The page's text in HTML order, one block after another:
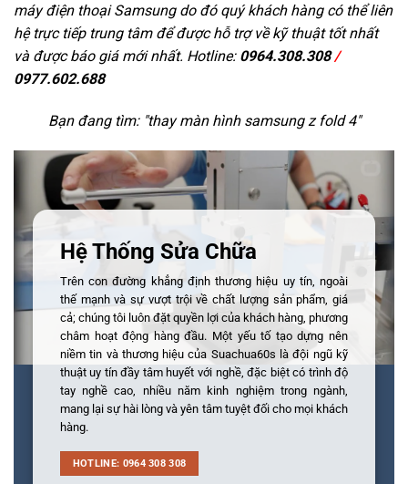
máy điện thoại Samsung do đó quý khách hàng có thể liên
hệ trực tiếp trung tâm để được hỗ trợ về kỹ thuật tốt nhất
và được báo giá mới nhất. Hotline: 0964.308.308/
0977.602.688
Bạn đang tìm: "thay màn hình samsung z fold 4"
Hệ Thống Sửa Chữa
Trên con đường khẳng định thương hiệu uy tín, ngoài
thế mạnh và sự vượt trội về chất lượng sản phẩm, giá
cả; chúng tôi luôn đặt quyền lợi của khách hàng, phương
châm hoạt động hàng đầu. Một yếu tố tạo dựng nên
niềm tin và thương hiệu của Suachua60s là đội ngũ kỹ
thuật uy tín đầy tâm huyết với nghề, đặc biệt có trình độ
tay nghề cao, nhiều năm kinh nghiệm trong ngành,
mang lại sự hài lòng và yên tâm tuyệt đối cho mọi khách
hàng.
HOTLINE: 0964 308 308